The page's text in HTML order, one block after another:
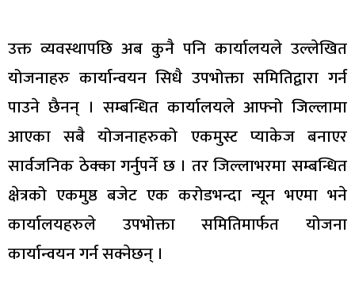
उक्त व्यवस्थापछि अब कुनै पनि कार्यालयले उल्लेखित
योजनाहरु कार्यान्वयन सिधै उपभोक्ता समितिद्वारा गर्न
पाउने छैनन् । सम्बन्धित कार्यालयले आफ्नो जिल्लामा
आएका सबै योजनाहरुको एकमुस्ट प्याकेज बनाएर
सार्वजनिक ठेक्का गर्नुपर्ने छ । तर जिल्लाभरमा सम्बन्धित
क्षेत्रको एकमुष्ठ बजेट एक करोडभन्दा न्यून भएमा भने
कार्यालयहरुले उपभोक्ता समितिमार्फत योजना
कार्यान्वयन गर्न सक्नेछन् ।